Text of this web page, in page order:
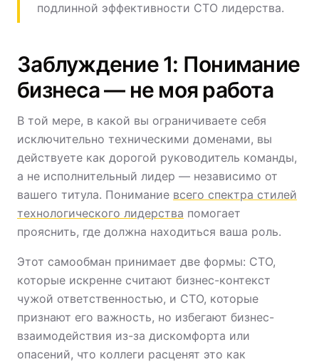
подлинной эффективности CTO лидерства.
Заблуждение 1: Понимание
бизнеса — не моя работа
В той мере, в какой вы ограничиваете себя
исключительно техническими доменами, вы
действуете как дорогой руководитель команды,
а не исполнительный лидер — независимо от
вашего титула. Понимание всего спектра стилей
технологического лидерства помогает
прояснить, где должна находиться ваша роль.
Этот самообман принимает две формы: CTO,
которые искренне считают бизнес-контекст
чужой ответственностью, и CTO, которые
признают его важность, но избегают бизнес-
взаимодействия из-за дискомфорта или
опасений, что коллеги расценят это как